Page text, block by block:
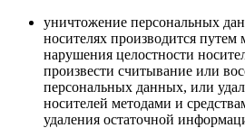
уничтожение персональных
носителях производится путем
нарушения целостности
произвести считывание или
персональных данных, или
носителей методами и
удаления остаточной